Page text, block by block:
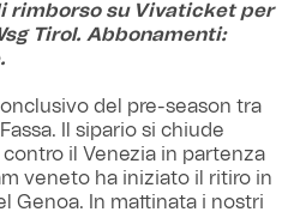
rimborso su Vivaticket per
Tirol. Abbonamenti:
del pre-season tra
Il sipario si chiude
il Venezia in partenza
veneto ha iniziato il ritiro in
Genoa. In mattinata i nostri